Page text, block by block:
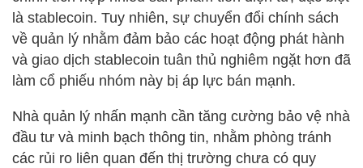
là stablecoin. Tuy nhiên, sự chuyển đổi chính sách
về quản lý nhằm đảm bảo các hoạt động phát hành
và giao dịch stablecoin tuân thủ nghiêm ngặt hơn đã
làm cổ phiếu nhóm này bị áp lực bán mạnh.
Nhà quản lý nhấn mạnh cần tăng cường bảo vệ nhà
đầu tư và minh bạch thông tin, nhằm phòng tránh
các rủi ro liên quan đến thị trường chưa có quy